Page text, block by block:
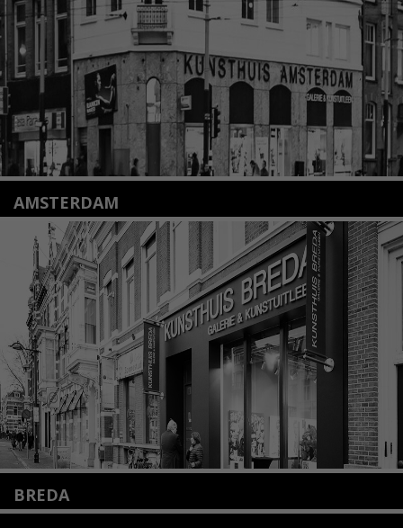
Lees meer
AMSTERDAM
Amstelveenseweg 135
1075 VX Amsterdam
+31 (0)20 2332546
info@kunsthuisamsterdam.nl
Lees meer
BREDA